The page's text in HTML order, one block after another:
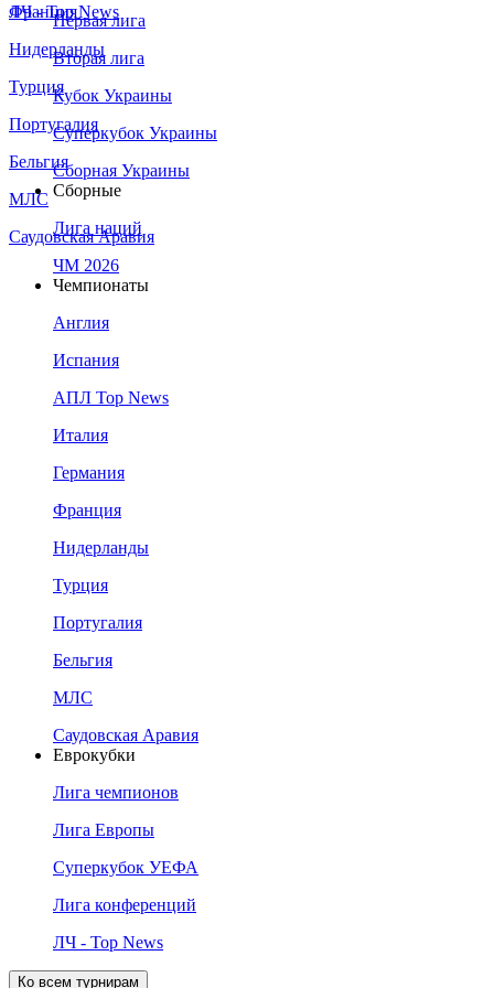
Франция
Нидерланды
Турция
Португалия
Бельгия
МЛС
Саудовская Аравия
ЛЧ - Top News
Первая лига
Вторая лига
Кубок Украины
Суперкубок Украины
Сборная Украины
Сборные
Лига наций
ЧМ 2026
Чемпионаты
Англия
Испания
АПЛ Top News
Италия
Германия
Франция
Нидерланды
Турция
Португалия
Бельгия
МЛС
Саудовская Аравия
Еврокубки
Лига чемпионов
Лига Европы
Суперкубок УЕФА
Лига конференций
ЛЧ - Top News
Ко всем турнирам